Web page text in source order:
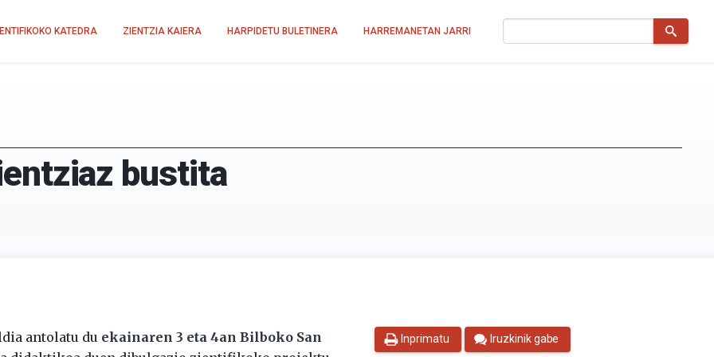
KATEDRA ZIENTZIA KAIERA HARPIDETU BULETINERA HARREMANETAN JARRI
bustita
antolatu du ekainaren 3 eta 4an Bilboko San
Inprimatu Iruzkinik gabe